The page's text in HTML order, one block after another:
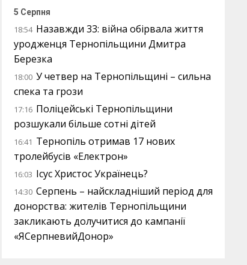
5 Серпня
18:54 Назавжди 33: війна обірвала життя
уродженця Тернопільщини Дмитра
Березка
18:00 У четвер на Тернопільщині – сильна
спека та грози
17:16 Поліцейські Тернопільщини
розшукали більше сотні дітей
16:41 Тернопіль отримав 17 нових
тролейбусів «Електрон»
16:03 Ісус Христос Українець?
14:30 Серпень – найскладніший період для
донорства: жителів Тернопільщини
закликають долучитися до кампанії
«ЯСерпневийДонор»